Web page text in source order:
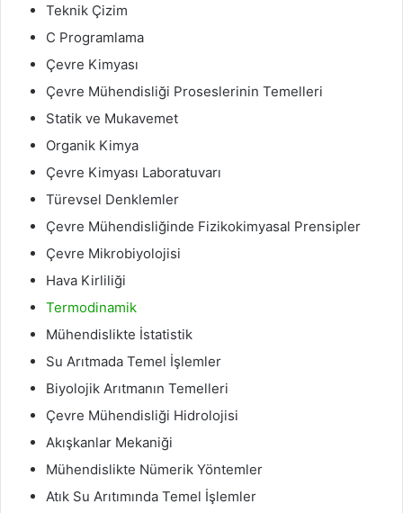
Teknik Çizim
C Programlama
Çevre Kimyası
Çevre Mühendisliği Proseslerinin Temelleri
Statik ve Mukavemet
Organik Kimya
Çevre Kimyası Laboratuvarı
Türevsel Denklemler
Çevre Mühendisliğinde Fizikokimyasal Prensipler
Çevre Mikrobiyolojisi
Hava Kirliliği
Termodinamik
Mühendislikte İstatistik
Su Arıtmada Temel İşlemler
Biyolojik Arıtmanın Temelleri
Çevre Mühendisliği Hidrolojisi
Akışkanlar Mekaniği
Mühendislikte Nümerik Yöntemler
Atık Su Arıtımında Temel İşlemler